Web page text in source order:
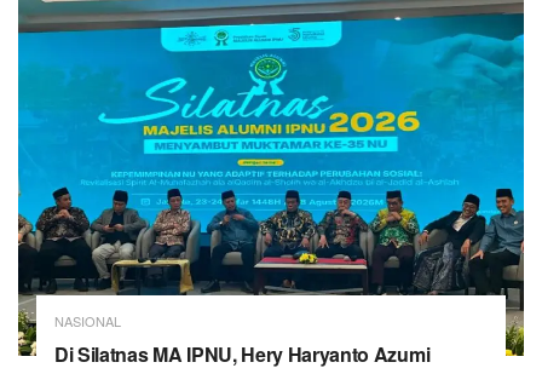
NASIONAL
Di Silatnas MA IPNU, Hery Haryanto Azumi